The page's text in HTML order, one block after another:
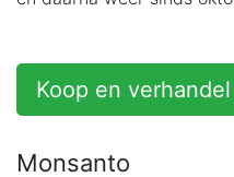
Koop en verhandel
Monsanto